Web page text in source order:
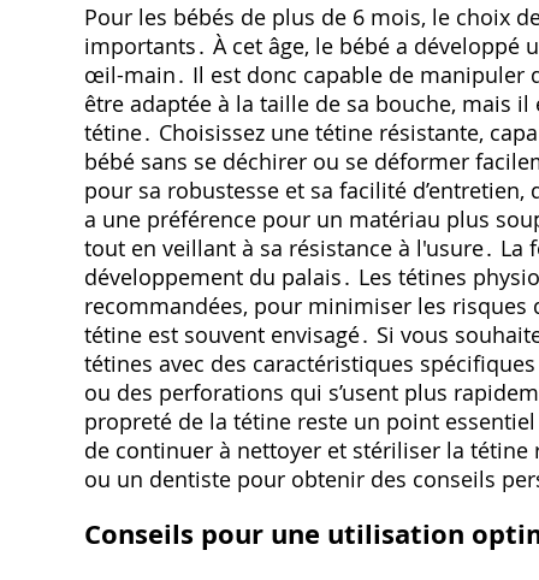
Pour les bébés de plus de 6 mois, le choix
importants․ À cet âge, le bébé a
œil-main․ Il est donc capable de manipuler
être adaptée à la taille de sa bouche, mais
tétine․ Choisissez une tétine résistante,
bébé sans se déchirer ou se déformer
pour sa robustesse et sa facilité
a une préférence pour un matériau plus
tout en veillant à sa résistance à l'usure․
développement du palais․ Les tétines
recommandées, pour minimiser les risques
tétine est souvent envisagé․ Si vous
tétines avec des caractéristiques
ou des perforations qui s’usent plus
propreté de la tétine reste un point
de continuer à nettoyer et stériliser la
ou un dentiste pour obtenir des conseils
Conseils pour une utilisation